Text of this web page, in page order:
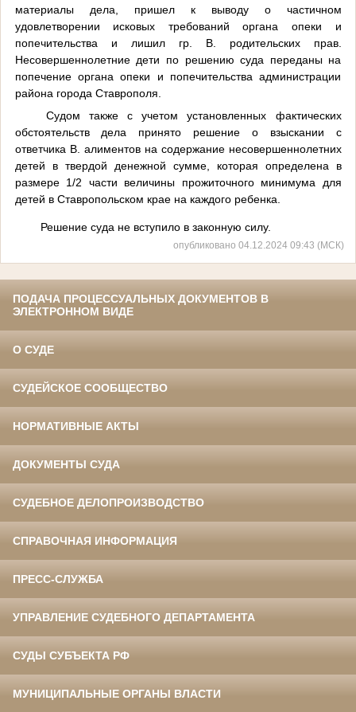
материалы дела, пришел к выводу о частичном
удовлетворении исковых требований органа опеки и
попечительства и лишил гр. В. родительских прав.
Несовершеннолетние дети по решению суда переданы на
попечение органа опеки и попечительства администрации
района города Ставрополя.
Судом также с учетом установленных фактических
обстоятельств дела принято решение о взыскании с
ответчика В. алиментов на содержание несовершеннолетних
детей в твердой денежной сумме, которая определена в
размере 1/2 части величины прожиточного минимума для
детей в Ставропольском крае на каждого ребенка.
Решение суда не вступило в законную силу.
опубликовано 04.12.2024 09:43 (МСК)
ПОДАЧА ПРОЦЕССУАЛЬНЫХ ДОКУМЕНТОВ В
ЭЛЕКТРОННОМ ВИДЕ
О СУДЕ
СУДЕЙСКОЕ СООБЩЕСТВО
НОРМАТИВНЫЕ АКТЫ
ДОКУМЕНТЫ СУДА
СУДЕБНОЕ ДЕЛОПРОИЗВОДСТВО
СПРАВОЧНАЯ ИНФОРМАЦИЯ
ПРЕСС-СЛУЖБА
УПРАВЛЕНИЕ СУДЕБНОГО ДЕПАРТАМЕНТА
СУДЫ СУБЪЕКТА РФ
МУНИЦИПАЛЬНЫЕ ОРГАНЫ ВЛАСТИ